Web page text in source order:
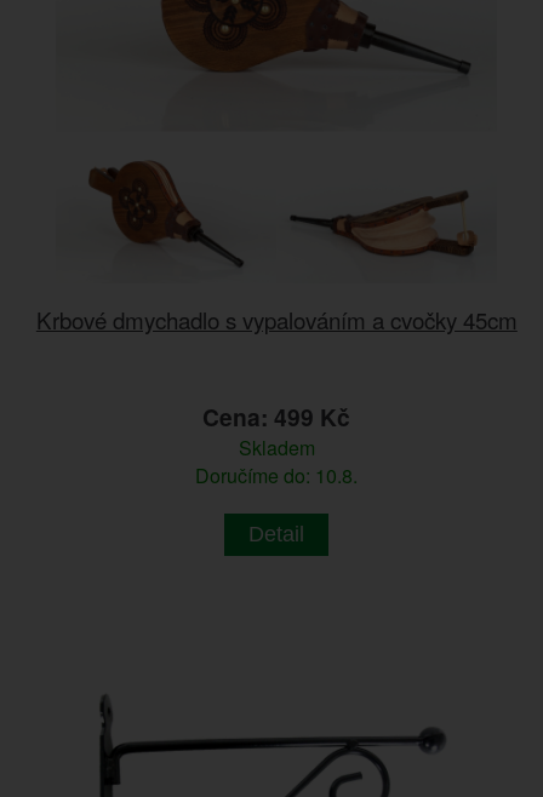
Krbové dmychadlo s vypalováním a cvočky 45cm
Cena: 499 Kč
Skladem
Doručíme do: 10.8.
Detail